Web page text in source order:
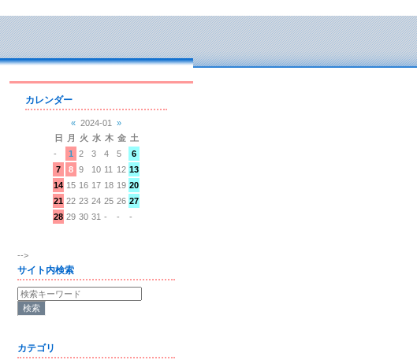
カレンダー
« 2024-01
»
日
月 火 水 木 金 土
-
1 2 3 4 5
6
7
8 9 10 11 12 13
14 15 16 17 18 19 20
21 22 23 24 25 26 27
28 29 30 31 - - -
-->
サイト内検索
カテゴリ